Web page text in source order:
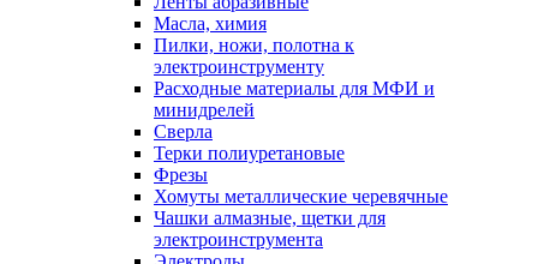
Масла, химия
Пилки, ножи, полотна к
электроинструменту
Расходные материалы для МФИ и
минидрелей
Сверла
Терки полиуретановые
Фрезы
Хомуты металлические черевячные
Чашки алмазные, щетки для
электроинструмента